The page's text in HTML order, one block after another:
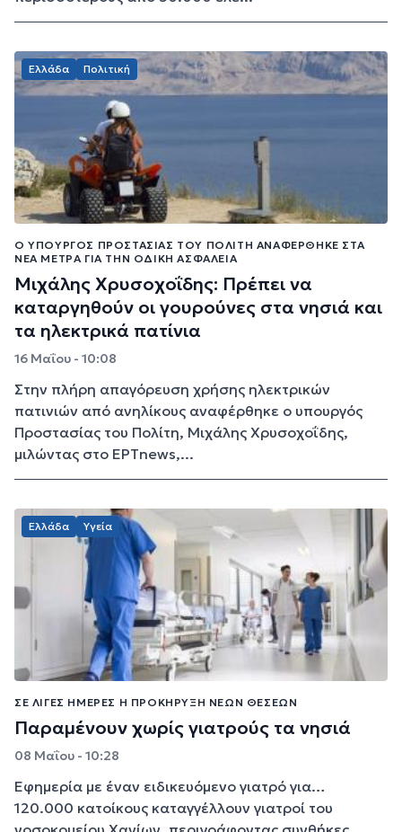
Ελλάδα Πολιτική
Ο ΥΠΟΥΡΓΌΣ ΠΡΟΣΤΑΣΊΑΣ ΤΟΥ ΠΟΛΊΤΗ ΑΝΑΦΈΡΘΗΚΕ ΣΤΑ
ΝΈΑ ΜΈΤΡΑ ΓΙΑ ΤΗΝ ΟΔΙΚΉ ΑΣΦΆΛΕΙΑ
Μιχάλης Χρυσοχοΐδης: Πρέπει να
καταργηθούν οι γουρούνες στα νησιά και
τα ηλεκτρικά πατίνια
16 Μαΐου - 10:08
Στην πλήρη απαγόρευση χρήσης ηλεκτρικών
πατινιών από ανηλίκους αναφέρθηκε ο υπουργός
Προστασίας του Πολίτη, Μιχάλης Χρυσοχοΐδης,
μιλώντας στο ΕΡΤnews,...
Ελλάδα Υγεία
ΣΕ ΛΊΓΕΣ ΗΜΈΡΕΣ Η ΠΡΟΚΉΡΥΞΗ ΝΈΩΝ ΘΈΣΕΩΝ
Παραμένουν χωρίς γιατρούς τα νησιά
08 Μαΐου - 10:28
Εφημερία με έναν ειδικευόμενο γιατρό για…
120.000 κατοίκους καταγγέλλουν γιατροί του